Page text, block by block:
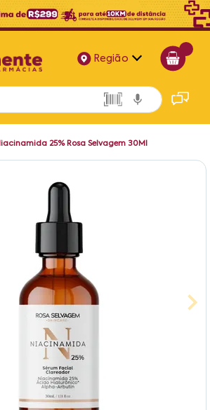
Região
Alagoas
Bahia
25% Rosa Selvagem 30Ml